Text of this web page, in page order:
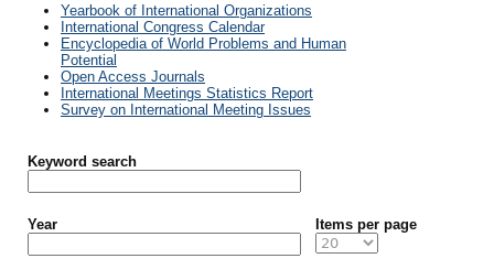
Yearbook of International Organizations
International Congress Calendar
Encyclopedia of World Problems and Human
Potential
Open Access Journals
International Meetings Statistics Report
Survey on International Meeting Issues
Keyword search
Year Items per page